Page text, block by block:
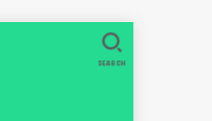
SEARCH